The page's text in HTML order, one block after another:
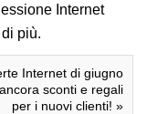
Internet
più.
Internet di giugno
sconti e regali
per i nuovi clienti! »